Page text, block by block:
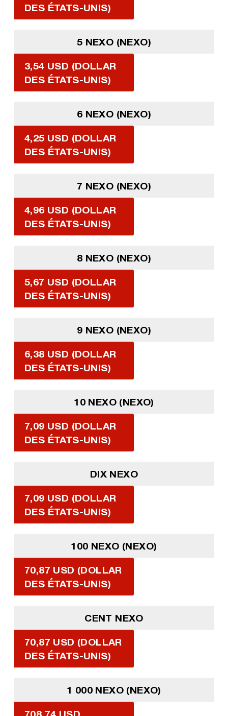
DES ÉTATS-UNIS)
5 NEXO (NEXO)
3,54 USD (DOLLAR
DES ÉTATS-UNIS)
6 NEXO (NEXO)
4,25 USD (DOLLAR
DES ÉTATS-UNIS)
7 NEXO (NEXO)
4,96 USD (DOLLAR
DES ÉTATS-UNIS)
8 NEXO (NEXO)
5,67 USD (DOLLAR
DES ÉTATS-UNIS)
9 NEXO (NEXO)
6,38 USD (DOLLAR
DES ÉTATS-UNIS)
10 NEXO (NEXO)
7,09 USD (DOLLAR
DES ÉTATS-UNIS)
DIX NEXO
7,09 USD (DOLLAR
DES ÉTATS-UNIS)
100 NEXO (NEXO)
70,87 USD (DOLLAR
DES ÉTATS-UNIS)
CENT NEXO
70,87 USD (DOLLAR
DES ÉTATS-UNIS)
1 000 NEXO (NEXO)
708,74 USD